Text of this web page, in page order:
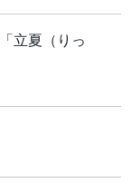
立夏（りっ